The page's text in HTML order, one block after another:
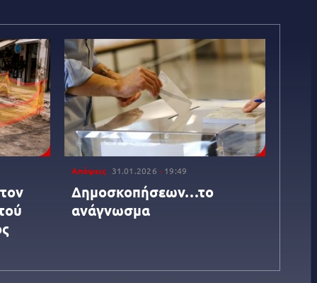
Απόψεις 31.01.2026 19:49
Δημοσκοπήσεων…το
ανάγνωσμα